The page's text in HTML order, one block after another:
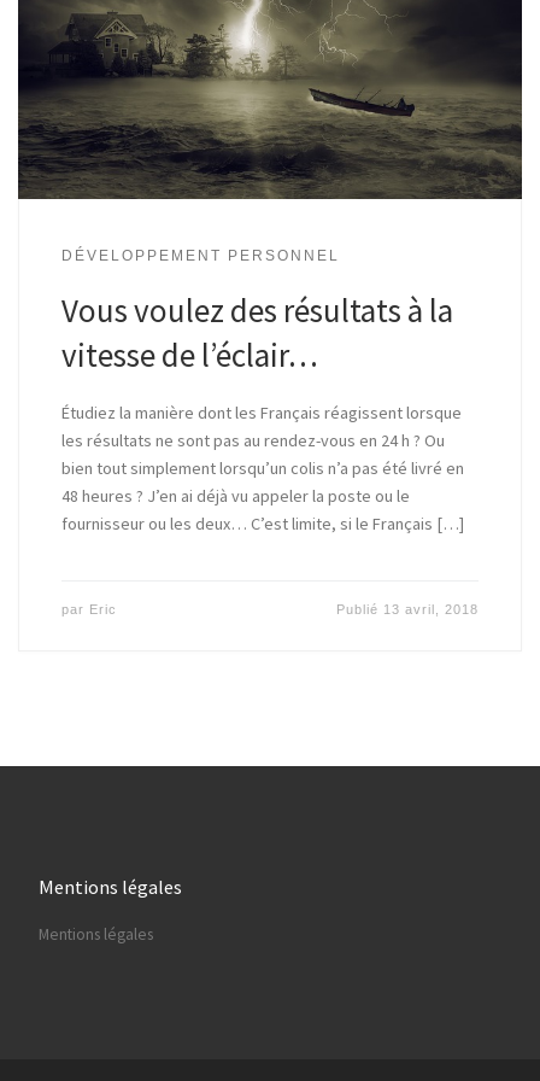
DÉVELOPPEMENT PERSONNEL
Vous voulez des résultats à la
vitesse de l’éclair…
Étudiez la manière dont les Français réagissent lorsque
les résultats ne sont pas au rendez-vous en 24 h ? Ou
bien tout simplement lorsqu’un colis n’a pas été livré en
48 heures ? J’en ai déjà vu appeler la poste ou le
fournisseur ou les deux… C’est limite, si le Français […]
par Eric Publié 13 avril, 2018
Mentions légales
Mentions légales